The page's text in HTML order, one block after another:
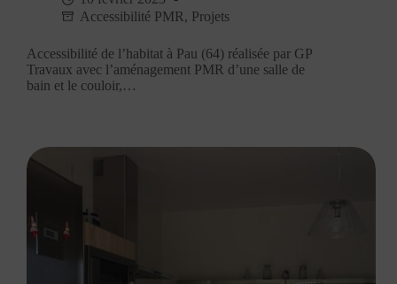
Accessibilité PMR, Projets
Accessibilité de l’habitat à Pau (64) réalisée par GP
Travaux avec l’aménagement PMR d’une salle de
bain et le couloir,…